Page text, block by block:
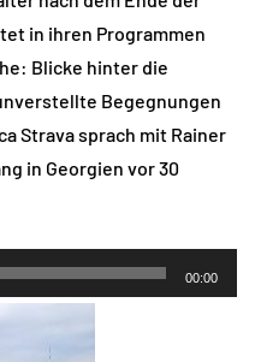
in ihren Programmen
Blicke hinter die
Begegnungen
Strava sprach mit Rainer
in Georgien vor 30
00:00